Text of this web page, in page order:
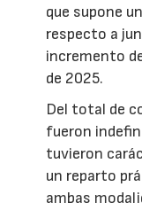
que supone
respecto a
incremento
de 2025.
Del total de
fueron
tuvieron
un reparto
ambas